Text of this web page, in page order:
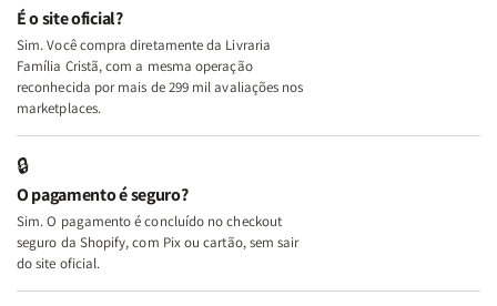
e
Deus
+
A
Mulher
Lar
+
A
Lar
É o site oficial?
Sim. Você compra diretamente da Livraria
Família Cristã, com a mesma operação
reconhecida por mais de 299 mil avaliações nos
marketplaces.
🔒
O pagamento é seguro?
Sim. O pagamento é concluído no checkout
seguro da Shopify, com Pix ou cartão, sem sair
do site oficial.